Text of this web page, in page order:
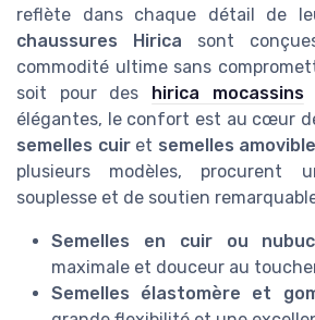
reflète dans chaque détail de
chaussures Hirica sont
commodité ultime sans
soit pour des hirica mocassins
élégantes, le confort est au cœur
semelles cuiret semelles
plusieurs modèles, procurent
souplesse et de soutien
Semelles en cuir ou
maximale et douceur au
Semelles élastomère et